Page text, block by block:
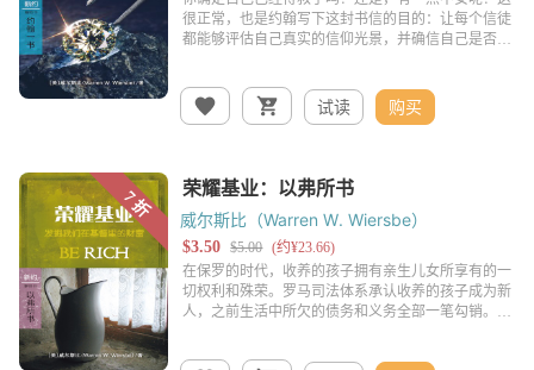
试读 购买
威尔斯比（Warren W. Wiersbe）